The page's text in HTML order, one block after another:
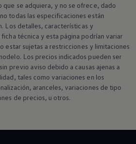
que se adquiera, y no se ofrece, dado
todas las especificaciones están
Los detalles, características y
técnica y esta página podrían variar
estar sujetas a restricciones y limitaciones
Los precios indicados pueden ser
previo aviso debido a causas ajenas a
tales como variaciones en los
aranceles, variaciones de tipo
de precios, u otros.